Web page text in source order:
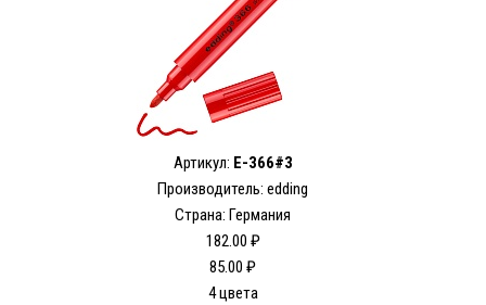
Артикул: E-366#3
Производитель: edding
Страна: Германия
182.00 ₽
85.00 ₽
4 цвета